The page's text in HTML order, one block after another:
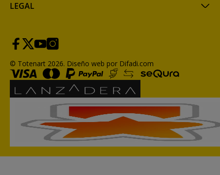
LEGAL
© Totenart 2026. Diseño web por Difadi.com